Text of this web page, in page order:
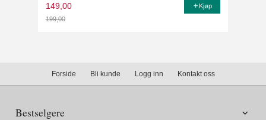
149,00
199,00
Kjøp
Forside Bli kunde Logg inn Kontakt oss
Bestselgere